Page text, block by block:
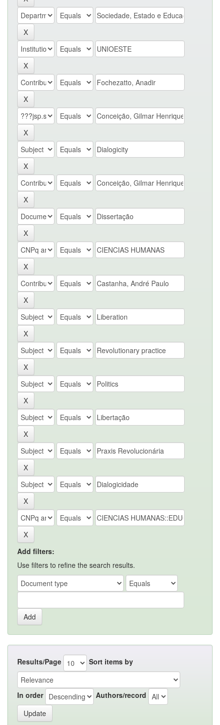
Add filters:
Use filters to refine the search results.
Results/Page Sort items by
In order Authors/record